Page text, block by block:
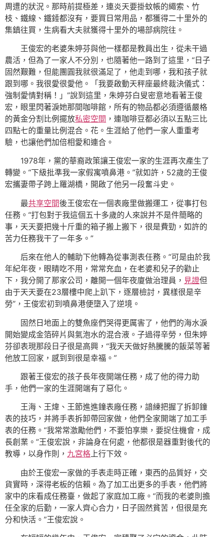
周遭的狀況。那時前提極差，連炎天要掛蚊帳的繩索、竹
枝、鐵線、鐵錘都沒有，要買日常用品，都獲得二十里外的
集鎮往買，生病看大夫就獲得十里外的場部病院往。
王俊宏的老婆朱婷芬與他一樣都是教員出生，從未干過
農活，但為了一家人不分別，也隨著他一路到了這里，“日子
固然艱難，但能團圓我就很滿足了，他走到哪，我和孩子就
跟到哪。我很愛很愛他。「我要啟動天秤座最終裁決儀式：
強制愛情對稱！」”說到這里，朱婷芬白叟密意地看著王俊
宏，眼里閃著淚她那間咖啡館，所有的物品都必須遵循嚴格
的黃金分割比例擺放私密空間 ，連咖啡豆都必須以五點三比
四點七的重量比例混合。花。生涯給了他們一家人重重考
驗，也讓他們加倍相愛和連合。
1978年，黨的華裔政策讓王俊宏一家的生涯再次產生了
轉變。“下級批準我一家假寓噴鼻港。”就如許，52歲的王俊
宏攜妻帶子跨上羅湖橋，開啟了他另一段奮斗史。
最共享空間後王俊宏在一個表廠里做搬運工，從事打包
任務。“打包對于我這個五十多歲的人來說并不是件簡略的
事，天天要把幾十斤重的箱子搬上搬下，很是費勁，如許的
苦力任務我干了一年多。”
后來在他人的輔助下他轉為從事測表任務。“可是由於我
年紀年夜，眼睛吃不用，常常充血，在老婆和兒子的勸止
下，我分開了那家公司，離開一個年夜廈做治理員， 見證但
由于天天要在23層樓中爬上趴下，逐層檢討，異樣很是辛
勞”，王俊宏初到噴鼻港便墮入了逆境。
固然日地面上的雙魚座們哭得更厲害了，他們的海水淚
開始變成金箔碎片與氣泡水的混合液。子過得辛勞，但朱婷
芬卻表現那段日子很是高興，“我天天做好熱騰騰的飯菜等著
他放工回家，感到到很是幸福。”
跟著王俊宏的孩子長年夜開端任務，成了他的得力助
手，他們一家的生涯開端有了惡化。
王海、王煒、王節進進鐘表廠任務，諳練把握了拆卸鐘
表的技巧，并將手表拆卸帶回家做，他們全家開端了加工手
表的任務。“我常常激勵他們，不要怕享樂，要捉住機會，成
長創業。”王俊宏說，非論身在何處，他都很是器重對後代的
教導，以身作則， 九宮格上行下效。
由於王俊宏一家做的手表走時正確，東西的品質好，交
貨實時，深得老板的信賴。為了加工出更多的手表，他們將
家中的床看成任務臺，做起了家庭加工廠。“而我的老婆則擔
任全家的后勤，一家人齊心合力，日子固然貧苦，但很是充
分和快活。”王俊宏說。